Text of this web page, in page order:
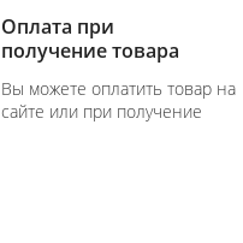
Оплата при
получение товара
Вы можете оплатить товар на
сайте или при получение